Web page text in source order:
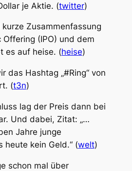
je Aktie. (twitter)
Zusammenfassung
Offering (IPO) und dem
es auf heise. (heise)
das Hashtag „#Ring“ von
(t3n)
lag der Preis dann bei
Und dabei, Zitat: „…
Jahre junge
heute kein Geld.“ (welt)
schon mal über